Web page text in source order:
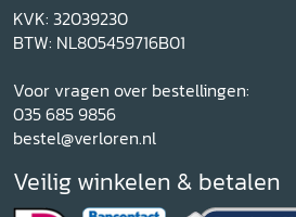
KVK: 32039230
BTW: NL805459716B01
Voor vragen over bestellingen:
035 685 9856
bestel@verloren.nl
Veilig winkelen & betalen